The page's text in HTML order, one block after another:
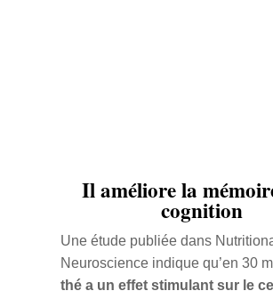
Il améliore la
cognition
Une étude publiée dans
Neuroscience indique qu’en 30
thé a un effet stimulant sur le